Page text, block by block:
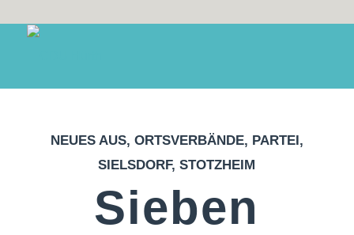
NEUES AUS, ORTSVERBÄNDE, PARTEI,
SIELSDORF,STOTZHEIM
Sieben